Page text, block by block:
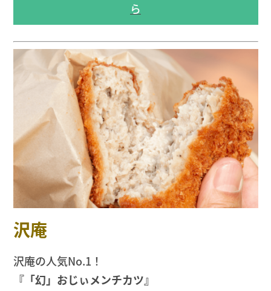
ら
沢庵
沢庵の人気No.1！
『「幻」おじぃメンチカツ』